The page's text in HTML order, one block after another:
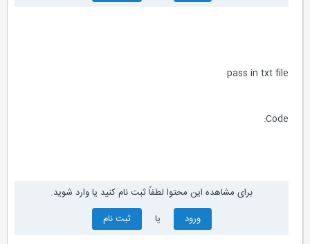
pass in txt file
Code:
برای مشاهده این محتوا لطفاً ثبت نام کنید یا وارد شوید.
ورود
ثبت نام